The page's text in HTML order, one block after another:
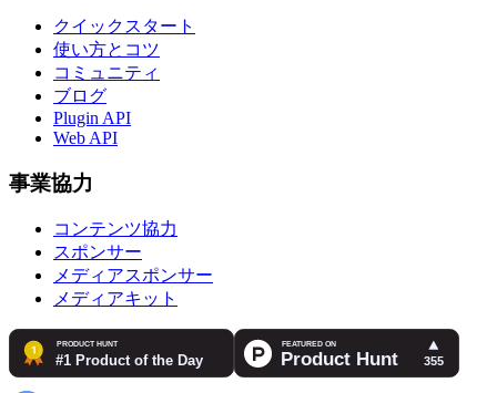
クイックスタート
使い方とコツ
コミュニティ
ブログ
Plugin API
Web API
事業協力
コンテンツ協力
スポンサー
メディアスポンサー
メディアキット